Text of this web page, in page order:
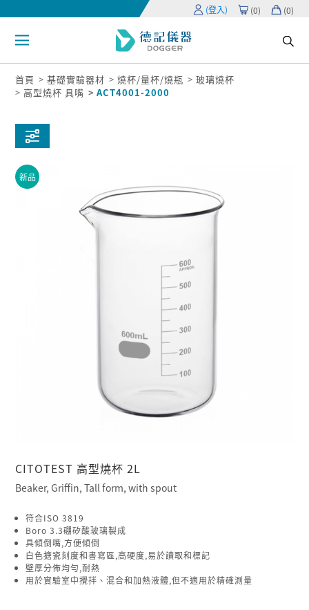
(登入) (0) (0)
首頁 基礎實驗器材 燒杯/量杯/燒瓶
玻璃燒杯
高型燒杯 具嘴
ACT4001-2000
新品
CITOTEST 高型燒杯 2L
Beaker, Griffin, Tall form, with spout
符合ISO 3819
Boro 3.3硼矽酸玻璃製成
具傾倒嘴,方便傾倒
白色搪瓷刻度和書寫區,高硬度,易於讀取和標記
壁厚分佈均勻,耐熱
用於實驗室中攪拌、混合和加熱液體,但不適用於精確測量